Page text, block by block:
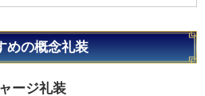
めの概念礼装
ージ礼装